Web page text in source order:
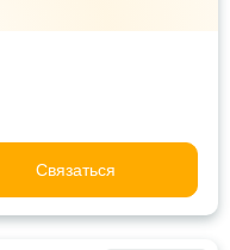
Связаться